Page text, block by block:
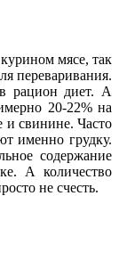
мясе, так
переваривания.
рацион диет. А
20-22% на
и свинине. Часто
именно грудку.
содержание
А количество
не счесть.